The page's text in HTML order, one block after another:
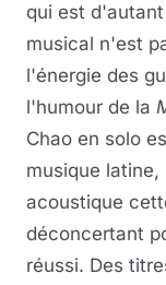
qui est
musical n'est
l'énergie des
l'humour de la
Chao en solo
musique
acoustique
déconcertant
réussi. Des